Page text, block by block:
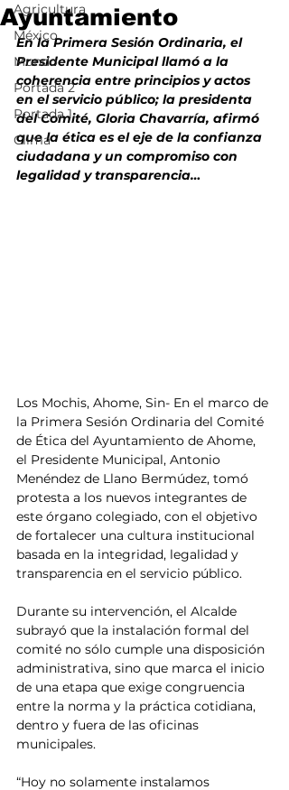
Agricultura
México
Mundo
Portada 2
Portada 1
Clima
Ayuntamiento
En la Primera Sesión Ordinaria, el
Presidente Municipal llamó a la
coherencia entre principios y actos
en el servicio público; la presidenta
del Comité, Gloria Chavarría, afirmó
que la ética es el eje de la confianza
ciudadana y un compromiso con
legalidad y transparencia…
Los Mochis, Ahome, Sin- En el marco de
la Primera Sesión Ordinaria del Comité
de Ética del Ayuntamiento de Ahome,
el Presidente Municipal, Antonio
Menéndez de Llano Bermúdez, tomó
protesta a los nuevos integrantes de
este órgano colegiado, con el objetivo
de fortalecer una cultura institucional
basada en la integridad, legalidad y
transparencia en el servicio público.
Durante su intervención, el Alcalde
subrayó que la instalación formal del
comité no sólo cumple una disposición
administrativa, sino que marca el inicio
de una etapa que exige congruencia
entre la norma y la práctica cotidiana,
dentro y fuera de las oficinas
municipales.
“Hoy no solamente instalamos